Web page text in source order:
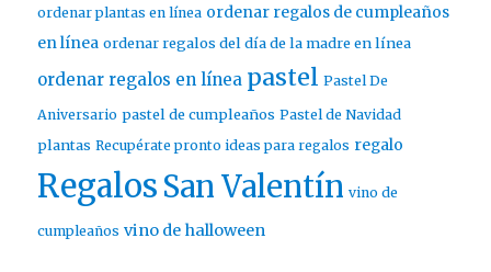
ordenar plantas en línea ordenar regalos de cumpleaños
en línea ordenar regalos del día de la madre en línea
ordenar regalos en línea pastel Pastel De
Aniversario pastel de cumpleaños Pastel de Navidad
plantas Recupérate pronto ideas para regalos regalo
Regalos San Valentín vino de
cumpleaños vino de halloween